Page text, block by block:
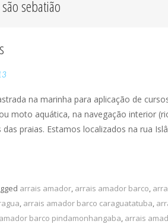
sebatião
na marinha para aplicação de
moto aquática, na navegação interior
praias. Estamos localizados na rua
arrais amador, arrais amador barco,
, arrais amador barco caraguatatuba,
barco pindamonhangaba, arrais